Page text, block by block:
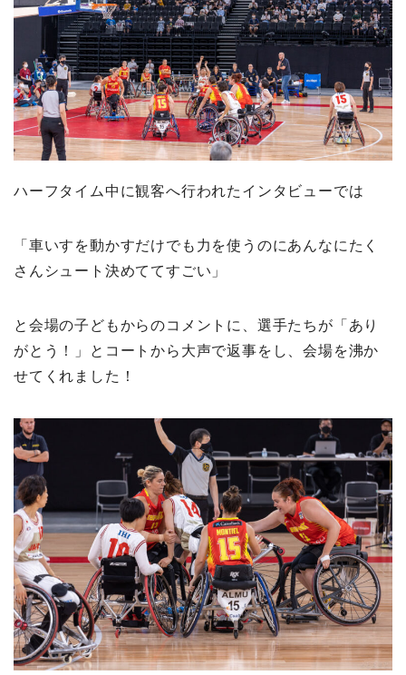
ハーフタイム中に観客へ行われたインタビューでは
「車いすを動かすだけでも力を使うのにあんなにたく
さんシュート決めててすごい」
と会場の子どもからのコメントに、選手たちが「あり
がとう！」とコートから大声で返事をし、会場を沸か
せてくれました！